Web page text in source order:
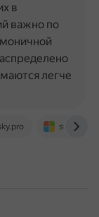
в
важно по
легче